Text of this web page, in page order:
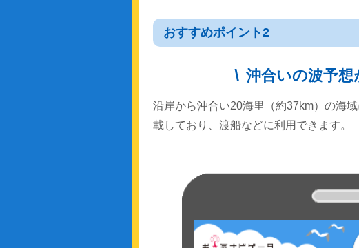
おすすめポイント2
沖合いの波予想
沿岸から沖合い20海里（約37km）の海
載しており、渡船などに利用できます。